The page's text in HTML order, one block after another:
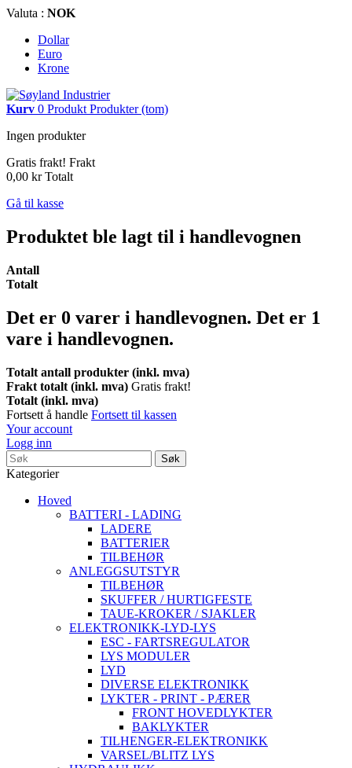
Valuta : NOK
Dollar
Euro
Krone
Kurv 0 Produkt Produkter (tom)
Ingen produkter
Gratis frakt! Frakt
0,00 kr Totalt
Gå til kasse
Produktet ble lagt til i handlevognen
Antall
Totalt
Det er 0 varer i handlevognen. Det er 1
vare i handlevognen.
Totalt antall produkter (inkl. mva)
Frakt totalt (inkl. mva) Gratis frakt!
Totalt (inkl. mva)
Fortsett å handle Fortsett til kassen
Your account
Logg inn
Søk
Kategorier
Hoved
BATTERI - LADING
LADERE
BATTERIER
TILBEHØR
ANLEGGSUTSTYR
TILBEHØR
SKUFFER / HURTIGFESTE
TAUE-KROKER / SJAKLER
ELEKTRONIKK-LYD-LYS
ESC - FARTSREGULATOR
LYS MODULER
LYD
DIVERSE ELEKTRONIKK
LYKTER - PRINT - PÆRER
FRONT HOVEDLYKTER
BAKLYKTER
TILHENGER-ELEKTRONIKK
VARSEL/BLITZ LYS